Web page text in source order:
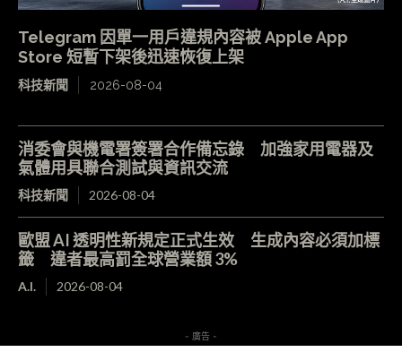
Telegram 因單一用戶違規內容被 Apple App
Store 短暫下架後迅速恢復上架
科技新聞 2026-08-04
消委會與機電署簽署合作備忘錄 加強家用電器及
氣體用具聯合測試與資訊交流
科技新聞 2026-08-04
歐盟 AI 透明性新規定正式生效 生成內容必須加標
籤 違者最高罰全球營業額 3%
A.I. 2026-08-04
- 廣告 -